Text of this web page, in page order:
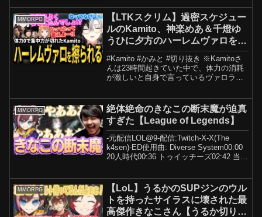
MMORPG
【LTKスクリム】過密スケジュー
ルのKamito、神楽めあ＆千燈ゆ
うひに夕方のハーレムヴァロを擦
られる【フルまとめ】【神楽め
あ/千燈ゆう
ひ/SHAKA/YUKIO/Zerost】
#Kamito #かみと #切り抜き ※Kamitoさ
んは23時間起きていた中で、体力の消耗
が激しいと自身で言っているヴァロラン
ルの合間に今回のスクリムを埋め込んで
い...
MMORPG
絶体絶命のきなこの断末魔が迫真
すぎた【League of Legends】
-元配信LOL@9-配信:Twitch-X-X(The
k4sen)-ED使用曲: Diverse System00:00
20人時代00:36 トゥイッチーズ02:42 当て
MMORPG
【LoL】うるかのSUPジンのウル
トを持ったサイラスに壊された最
高傑作きなこさん【うるか切り抜